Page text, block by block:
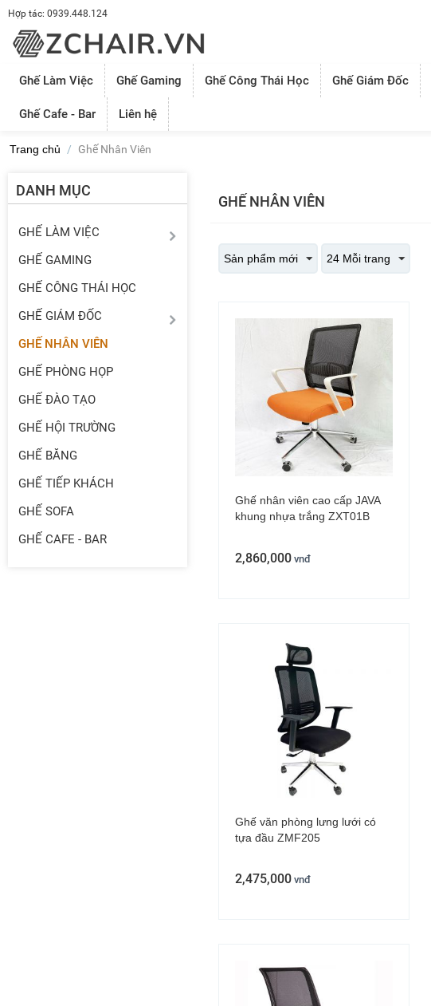
Hợp tác: 0939.448.124
Ghế Làm Việc Ghế Gaming Ghế Công Thái Học Ghế Giám Đốc
Ghế Cafe - Bar Liên hệ
Trang chủ / Ghế Nhân Viên
DANH MỤC
GHẾ LÀM VIỆC
GHẾ GAMING
GHẾ CÔNG THÁI HỌC
GHẾ GIÁM ĐỐC
GHẾ NHÂN VIÊN
GHẾ PHÒNG HỌP
GHẾ ĐÀO TẠO
GHẾ HỘI TRƯỜNG
GHẾ BĂNG
GHẾ TIẾP KHÁCH
GHẾ SOFA
GHẾ CAFE - BAR
GHẾ NHÂN VIÊN
Sản phẩm mới 24 Mỗi trang
Ghế nhân viên cao cấp JAVA
khung nhựa trắng ZXT01B
2,860,000 vnđ
Ghế văn phòng lưng lưới có
tựa đầu ZMF205
2,475,000 vnđ